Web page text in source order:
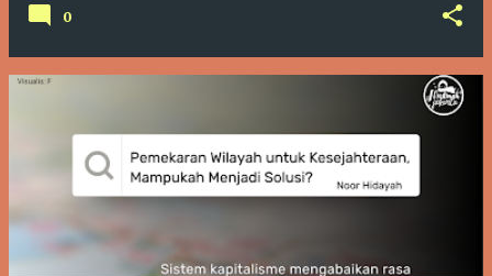
0